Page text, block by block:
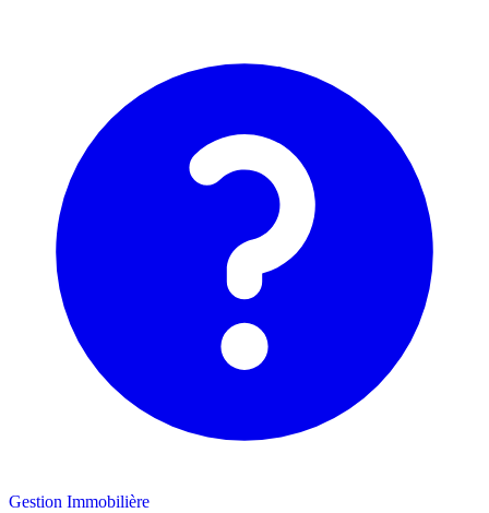
Gestion Immobilière